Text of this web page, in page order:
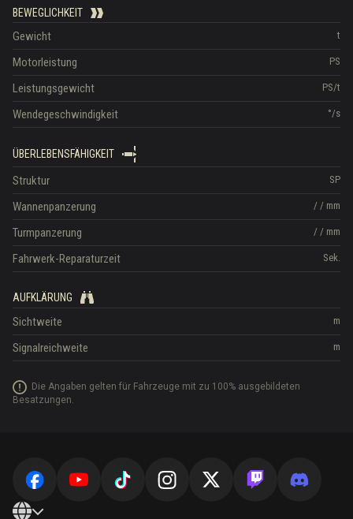
BEWEGLICHKEIT
t
Gewicht
PS
Motorleistung
PS/t
Leistungsgewicht
°/s
Wendegeschwindigkeit
ÜBERLEBENSFÄHIGKEIT
SP
Struktur
/ / mm
Wannenpanzerung
/ / mm
Turmpanzerung
Sek.
Fahrwerk-Reparaturzeit
AUFKLÄRUNG
m
Sichtweite
m
Signalreichweite
Die Angaben gelten für Fahrzeuge mit zu 100% ausgebildeten
Besatzungen.